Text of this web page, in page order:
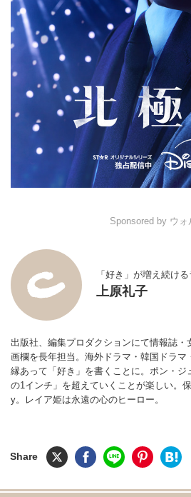
Sponsored by ウ
「好き」が増え続け
上原礼子
出版社、編集プロダクションにて情報誌
画欄を長年担当。海外ドラマ・韓国ドラ
縁あって「好き」を書くことに。ポン・
の1インチ」を超えていくことが楽しい。
y。レイア姫は永遠の心のヒーロー。